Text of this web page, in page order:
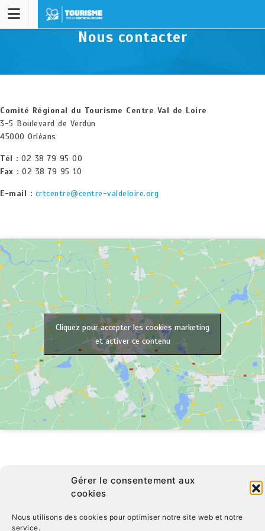
Gérer le consentement aux
cookies
Nous utilisons des cookies pour optimiser notre site web et notre
service.
Nous contacter
Comité Régional du Tourisme Centre Val de Loire
3-5 Boulevard de Verdun
45000 Orléans
Tél : 02 38 79 95 00
Fax : 02 38 79 95 10
E-mail : crtcentre@centre-valdeloire.org
Cliquez pour accepter les cookies marketing
et activer ce contenu